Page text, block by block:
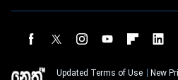
Updated Terms of Use
New